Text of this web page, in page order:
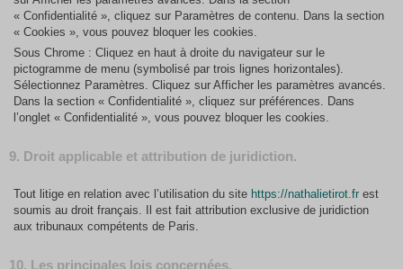
« Confidentialité », cliquez sur Paramètres de contenu. Dans la section
« Cookies », vous pouvez bloquer les cookies.
Sous Chrome : Cliquez en haut à droite du navigateur sur le
pictogramme de menu (symbolisé par trois lignes horizontales).
Sélectionnez Paramètres. Cliquez sur Afficher les paramètres avancés.
Dans la section « Confidentialité », cliquez sur préférences. Dans
l’onglet « Confidentialité », vous pouvez bloquer les cookies.
9. Droit applicable et attribution de juridiction.
Tout litige en relation avec l’utilisation du site https://nathalietirot.fr est
soumis au droit français. Il est fait attribution exclusive de juridiction
aux tribunaux compétents de Paris.
10. Les principales lois concernées.